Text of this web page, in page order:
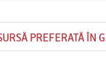
PREFERATĂ ÎN